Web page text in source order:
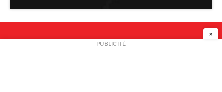
NEWSLETTER
×
PUBLICITÉ